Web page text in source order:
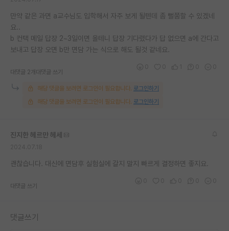
만약 같은 과면 a교수님도 입학해서 자주 보게 될텐데 좀 뻘쭘할 수 있겠네
요..
b 컨택 메일 답장 2~3일이면 올테니 답장 기다렸다가 답 없으면 a에 간다고
보내고 답장 오면 b만 면담 가는 식으로 해도 될것 같네요.
대댓글 2개 대댓글 쓰기
해당 댓글을 보려면 로그인이 필요합니다. 로그인하기
해당 댓글을 보려면 로그인이 필요합니다. 로그인하기
진지한 헤르만 헤세
괜찮습니다. 대신에 면담후 실험실에 갈지 말지 빠르게 결정하면 좋지요.
대댓글 쓰기
댓글쓰기